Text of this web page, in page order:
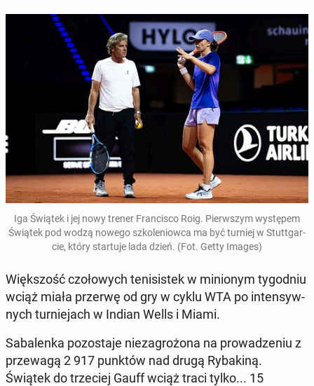
Iga Świątek i jej nowy trener Fran­ci­sco Roig. Pierw­szym wy­stę­pem
Świątek pod wodzą nowego szko­le­niow­ca ma być turniej w Stut­t­gar­
cie, który star­tu­je lada dzień. (Fot. Getty Images)
Więk­szość czo­ło­wych te­ni­si­stek w mi­nio­nym ty­go­dniu
wciąż miała przerwę od gry w cyklu WTA po in­ten­syw­
nych tur­nie­jach w Indian Wells i Miami.
Sa­ba­len­ka po­zo­sta­je nie­za­gro­żo­na na pro­wa­dze­niu z
prze­wa­gą 2 917 punktów nad drugą Ry­ba­ki­ną.
Świątek do trze­ciej Gauff wciąż traci tylko... 15